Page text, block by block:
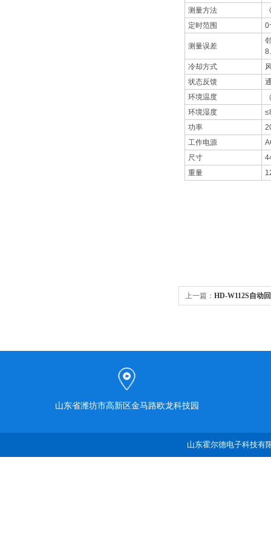
测量方法
定时范围
测量误差
冷却方式
状态反馈
环境温度
环境湿度
功率
工作电源
尺寸
重量
上一篇： HD-W112S自动
山东省潍坊市高新区金马路欧龙科技园
山东霍尔德电子科技有